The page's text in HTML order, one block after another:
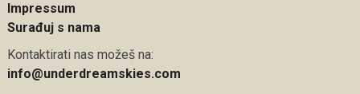
Impressum
Surađuj s nama
Kontaktirati nas možeš na:
info@underdreamskies.com